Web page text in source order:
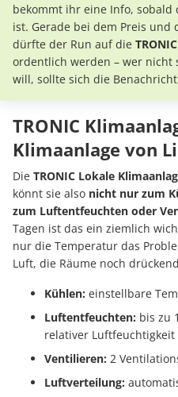
bekommt ihr eine Info, sobald
ist. Gerade bei dem Preis und
dürfte der Run auf die
ordentlich werden – wer nicht
will, sollte sich die
TRONIC
Klimaanlage von
Die TRONIC Lokale
könnt sie also nicht nur zum
zum Luftentfeuchten oder
Tagen ist das ein ziemlich
nur die Temperatur das
Luft, die Räume noch
Kühlen: einstellbare
Luftentfeuchten: bis zu
relativer Luftfeuchtigkeit
Ventilieren: 2
Luftverteilung: